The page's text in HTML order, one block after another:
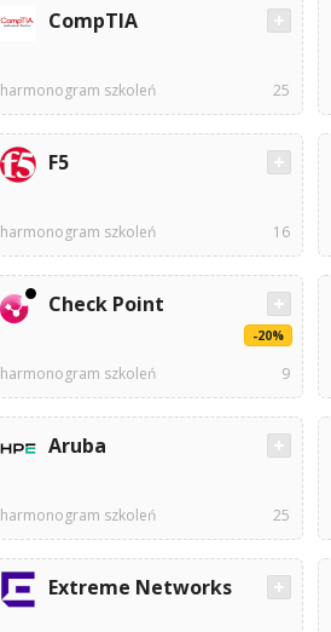
CompTIA
harmonogram szkoleń 25
F5
harmonogram szkoleń 16
Check Point
-20%
harmonogram szkoleń 9
Aruba
harmonogram szkoleń 25
Extreme Networks